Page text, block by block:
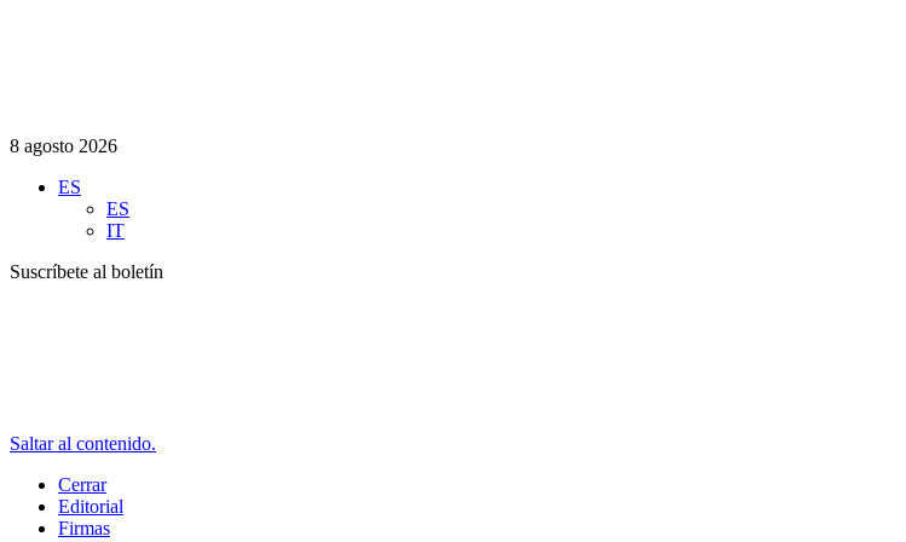
8 agosto 2026
ES
ES
IT
Suscríbete al boletín
Saltar al contenido.
Cerrar
Editorial
Firmas